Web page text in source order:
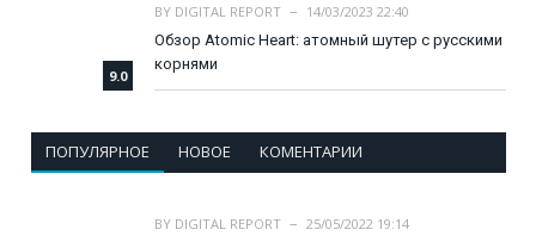
9.0
BY DIGITAL REPORT
14/03/2023 22:40
Обзор Atomic Heart: атомный шутер с русскими
корнями
ПОПУЛЯРНОЕ НОВОЕ КОМЕНТАРИИ
BY DIGITAL REPORT
25/05/2022 19:14